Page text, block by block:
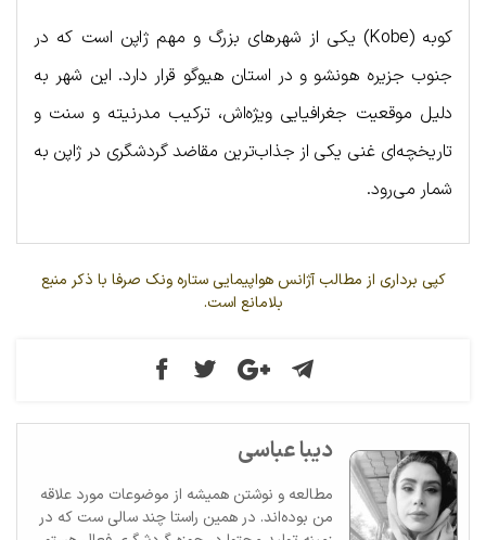
کوبه (Kobe) یکی از شهرهای بزرگ و مهم ژاپن است که در
جنوب جزیره هونشو و در استان هیوگو قرار دارد. این شهر به
دلیل موقعیت جغرافیایی ویژه‌اش، ترکیب مدرنیته و سنت و
تاریخچه‌ای غنی یکی از جذاب‌ترین مقاضد گردشگری در ژاپن به
شمار می‌رود.
کپی برداری از مطالب آژانس هواپیمایی ستاره ونک صرفا با ذکر منبع
بلامانع است.
دیبا عباسی
مطالعه و نوشتن همیشه از موضوعات مورد علاقه
من بوده‌اند. در همین راستا چند سالی ست که در